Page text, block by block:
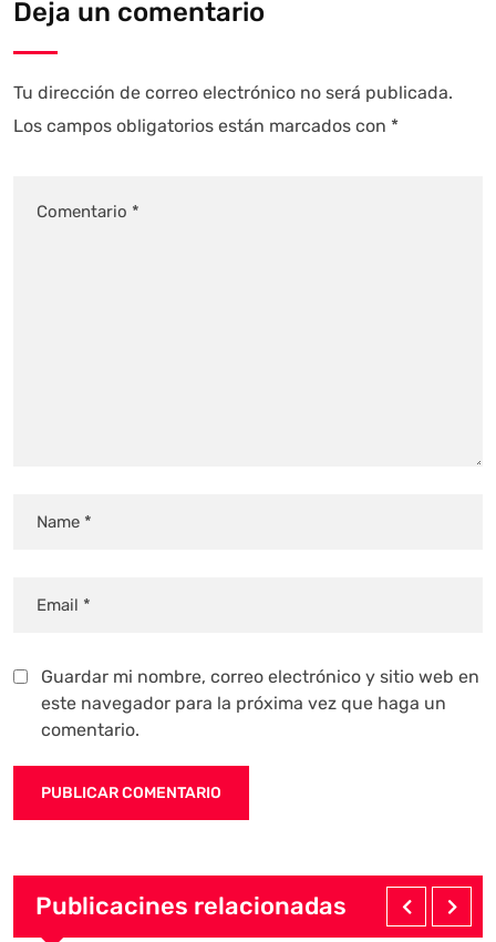
Deja un comentario
Tu dirección de correo electrónico no será publicada.
Los campos obligatorios están marcados con *
Guardar mi nombre, correo electrónico y sitio web en
este navegador para la próxima vez que haga un
comentario.
Publicacines relacionadas